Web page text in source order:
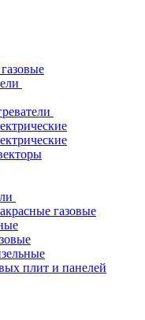
газовые
плит и панелей